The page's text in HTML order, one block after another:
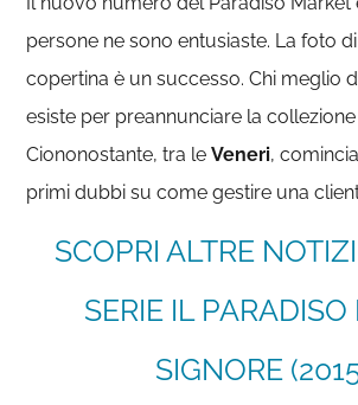
persone ne sono entusiaste. La foto
copertina è un successo. Chi meglio
esiste per preannunciare la
Ciononostante, tra leVeneri,
primi dubbi su come gestire una
SCOPRI ALTRE
SERIE IL
SIGNORE